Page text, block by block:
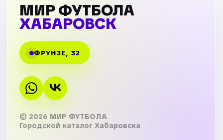
МИР ФУТБОЛА
ХАБАРОВСК
ФРУНЗЕ, 32
© 2026 МИР ФУТБОЛА
Городской каталог Хабаровска